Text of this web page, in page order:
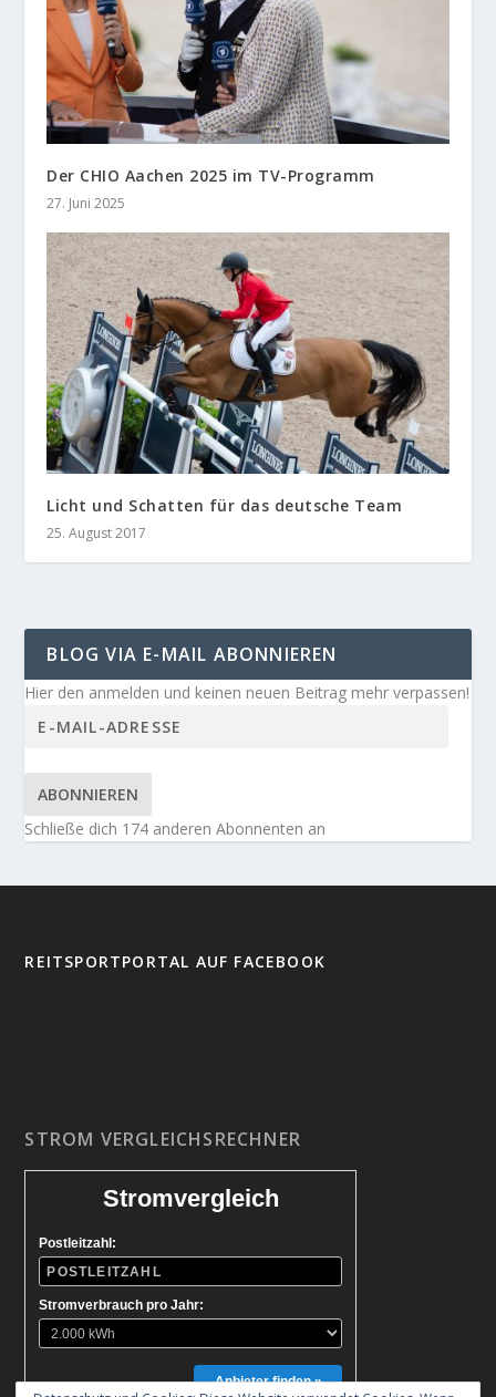
Der CHIO Aachen 2025 im TV-Programm
27. Juni 2025
Licht und Schatten für das deutsche Team
25. August 2017
BLOG VIA E-MAIL ABONNIEREN
Hier den anmelden und keinen neuen Beitrag mehr verpassen!
ABONNIEREN
Schließe dich 174 anderen Abonnenten an
REITSPORTPORTAL AUF FACEBOOK
STROM VERGLEICHSRECHNER
Stromvergleich
Postleitzahl:
Stromverbrauch pro Jahr:
Anbieter finden »